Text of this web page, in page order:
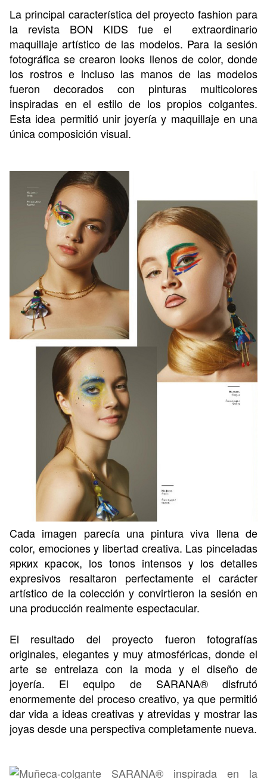
La principal característica del proyecto fashion para
la revista BON KIDS fue el extraordinario
maquillaje artístico de las modelos. Para la sesión
fotográfica se crearon looks llenos de color, donde
los rostros e incluso las manos de las modelos
fueron decorados con pinturas multicolores
inspiradas en el estilo de los propios colgantes.
Esta idea permitió unir joyería y maquillaje en una
única composición visual.
Cada imagen parecía una pintura viva llena de
color, emociones y libertad creativa. Las pinceladas
ярких красок, los tonos intensos y los detalles
expresivos resaltaron perfectamente el carácter
artístico de la colección y convirtieron la sesión en
una producción realmente espectacular.
El resultado del proyecto fueron fotografías
originales, elegantes y muy atmosféricas, donde el
arte se entrelaza con la moda y el diseño de
joyería. El equipo de SARANA® disfrutó
enormemente del proceso creativo, ya que permitió
dar vida a ideas creativas y atrevidas y mostrar las
joyas desde una perspectiva completamente nueva.